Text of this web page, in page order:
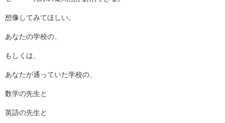
想像してみてほしい。
あなたの学校の、
もしくは、
あなたが通っていた学校の、
数学の先生と
英語の先生と